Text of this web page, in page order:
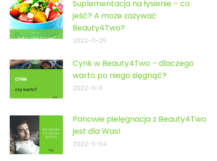
Suplementacja na łysienie – co
jeść? A może zażywać
Beauty4Two?
2022-11-25
Cynk w Beauty4Two – dlaczego
warto po niego sięgnąć?
2022-11-11
Panowie pielęgnacja z Beauty4Two
jest dla Was!
2022-11-04